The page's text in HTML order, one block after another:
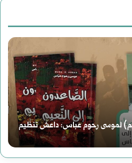
لموسى رحوم عباس: داعش تنظيم